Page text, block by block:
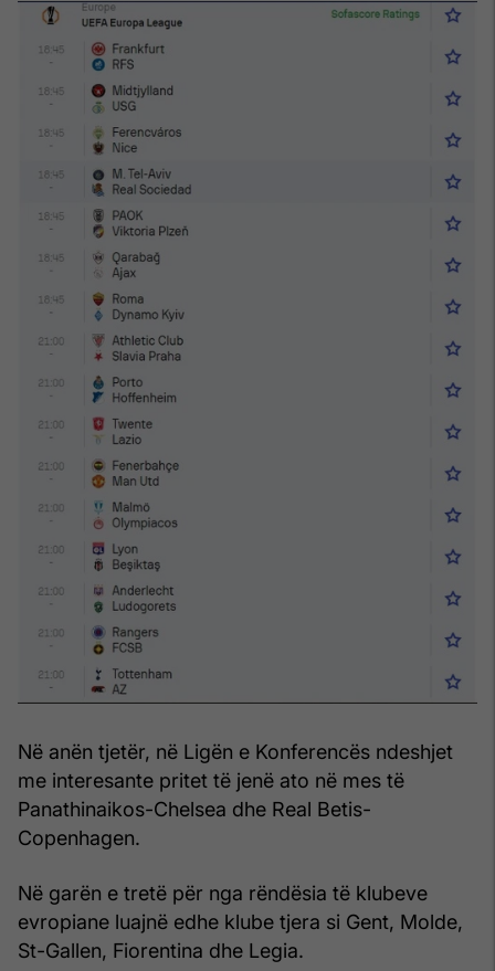
Në anën tjetër, në Ligën e Konferencës ndeshjet
me interesante pritet të jenë ato në mes të
Panathinaikos-Chelsea dhe Real Betis-
Copenhagen.
Në garën e tretë për nga rëndësia të klubeve
evropiane luajnë edhe klube tjera si Gent, Molde,
St-Gallen, Fiorentina dhe Legia.